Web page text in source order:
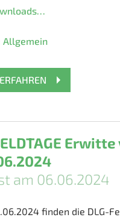
Allgemein
am 06.06.2024
finden die DLG-